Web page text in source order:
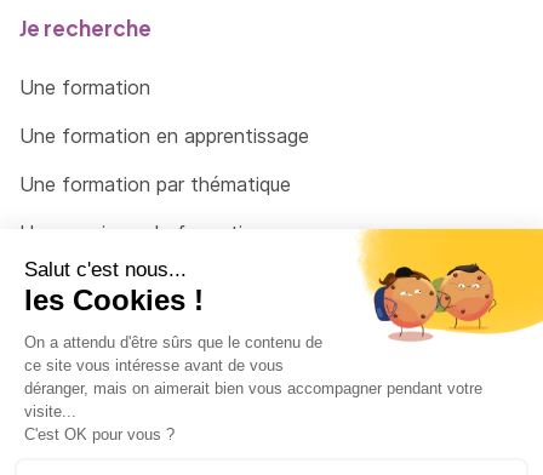
Je recherche
Une formation
Une formation en apprentissage
Une formation par thématique
Un organisme de formation
Un conseiller